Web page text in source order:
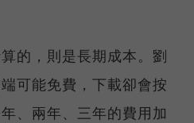
的，則是長期成本。劉
可能免費，下載卻會按
、兩年、三年的費用加